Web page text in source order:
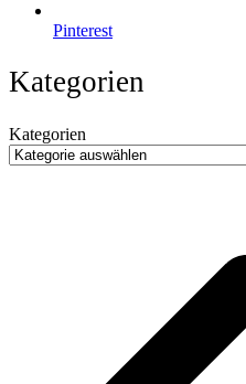
Pinterest
Kategorien
Kategorien